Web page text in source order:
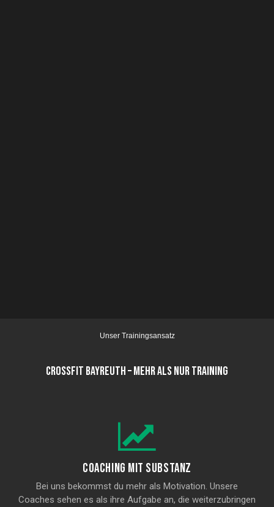
Unser Trainingsansatz
CROSSFIT BAYREUTH – MEHR ALS NUR TRAINING
Coaching mit Substanz
Bei uns bekommst du mehr als Motivation. Unsere
Coaches sehen es als ihre Aufgabe an, die weiterzubringen